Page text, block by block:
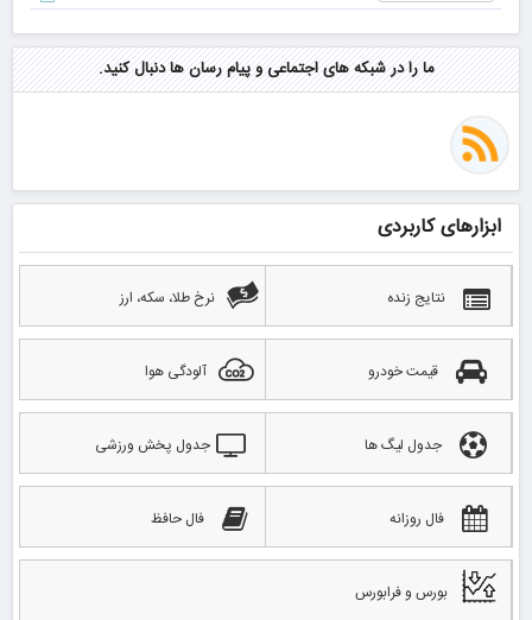
ما را در شبکه های اجتماعی و پیام رسان ها دنبال کنید.
ابزارهای کاربردی
نتایج زنده نرخ طلا، سکه، ارز
قیمت خودرو آلودگی هوا
جدول لیگ ها جدول پخش ورزشی
فال روزانه فال حافظ
بورس و فرابورس